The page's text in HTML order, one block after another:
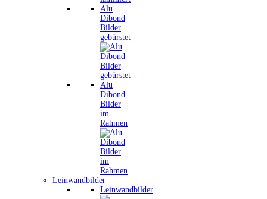
Alu
Dibond
Bilder
gebürstet
Alu
Dibond
Bilder
im
Rahmen
Leinwandbilder
Leinwandbilder